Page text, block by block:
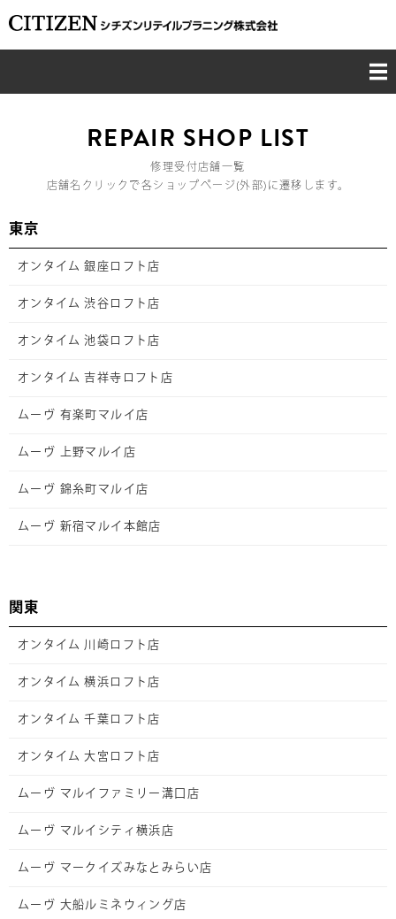
CSR
COMPANY
RECRUIT
CONTACT
REPAIR SHOP LIST
修理受付店舗一覧
店舗名クリックで各ショップページ(外部)に遷移します。
東京
オンタイム 銀座ロフト店
オンタイム 渋谷ロフト店
オンタイム 池袋ロフト店
オンタイム 吉祥寺ロフト店
ムーヴ 有楽町マルイ店
ムーヴ 上野マルイ店
ムーヴ 錦糸町マルイ店
ムーヴ 新宿マルイ本館店
関東
オンタイム 川崎ロフト店
オンタイム 横浜ロフト店
オンタイム 千葉ロフト店
オンタイム 大宮ロフト店
ムーヴ マルイファミリー溝口店
ムーヴ マルイシティ横浜店
ムーヴ マークイズみなとみらい店
ムーヴ 大船ルミネウィング店